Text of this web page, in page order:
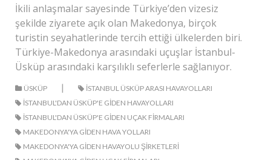
İkili anlaşmalar sayesinde Türkiye’den vizesiz
şekilde ziyarete açık olan Makedonya, birçok
turistin seyahatlerinde tercih ettiği ülkelerden biri.
Türkiye-Makedonya arasındaki uçuşlar İstanbul-
Üsküp arasındaki karşılıklı seferlerle sağlanıyor.
ÜSKÜP |
ISTANBUL ÜSKÜP ARASI HAVAYOLLARI
ISTANBUL'DAN ÜSKÜP'E GIDEN HAVAYOLLARI
ISTANBUL'DAN ÜSKÜP'E GIDEN UÇAK FIRMALARI
MAKEDONYA'YA GIDEN HAVA YOLLARI
MAKEDONYA'YA GIDEN HAVAYOLU ŞIRKETLERI